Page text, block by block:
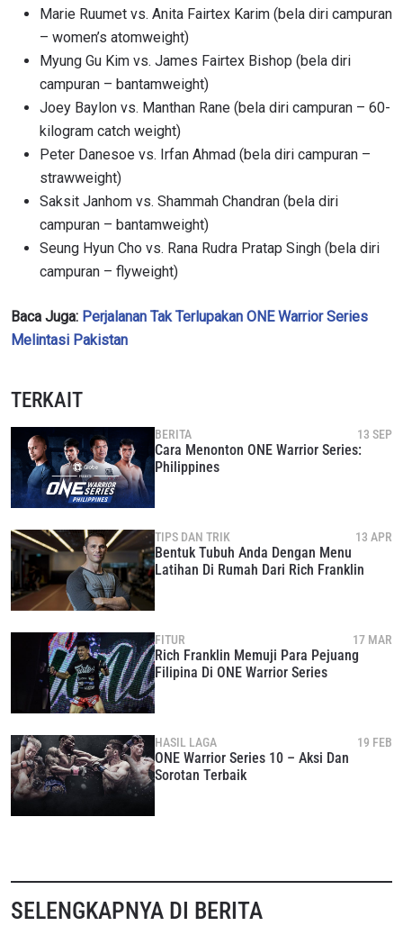
Marie Ruumet vs. Anita Fairtex Karim (bela diri campuran
– women’s atomweight)
Myung Gu Kim vs. James Fairtex Bishop (bela diri
campuran – bantamweight)
Joey Baylon vs. Manthan Rane (bela diri campuran – 60-
kilogram catch weight)
Peter Danesoe vs. Irfan Ahmad (bela diri campuran –
strawweight)
Saksit Janhom vs. Shammah Chandran (bela diri
campuran – bantamweight)
Seung Hyun Cho vs. Rana Rudra Pratap Singh (bela diri
campuran – flyweight)
Baca Juga: Perjalanan Tak Terlupakan ONE Warrior Series
Melintasi Pakistan
TERKAIT
BERITA 13 SEP
Cara Menonton ONE Warrior Series:
Philippines
TIPS DAN TRIK 13 APR
Bentuk Tubuh Anda Dengan Menu
Latihan Di Rumah Dari Rich Franklin
FITUR 17 MAR
Rich Franklin Memuji Para Pejuang
Filipina Di ONE Warrior Series
HASIL LAGA 19 FEB
ONE Warrior Series 10 – Aksi Dan
Sorotan Terbaik
SELENGKAPNYA DI BERITA